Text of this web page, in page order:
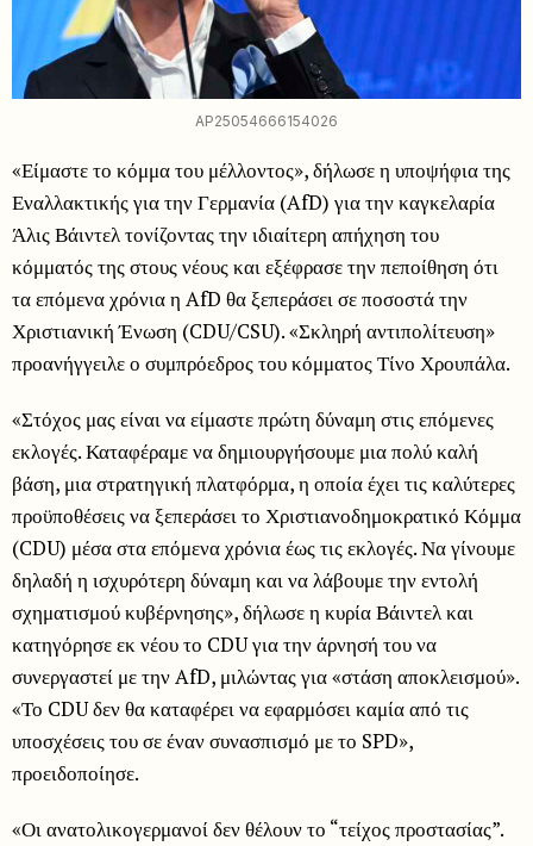
AP25054666154026
«Είμαστε το κόμμα του μέλλοντος», δήλωσε η υποψήφια της
Εναλλακτικής για την Γερμανία (AfD) για την καγκελαρία
Άλις Βάιντελ τονίζοντας την ιδιαίτερη απήχηση του
κόμματός της στους νέους και εξέφρασε την πεποίθηση ότι
τα επόμενα χρόνια η AfD θα ξεπεράσει σε ποσοστά την
Χριστιανική Ένωση (CDU/CSU). «Σκληρή αντιπολίτευση»
προανήγγειλε ο συμπρόεδρος του κόμματος Τίνο Χρουπάλα.
«Στόχος μας είναι να είμαστε πρώτη δύναμη στις επόμενες
εκλογές. Καταφέραμε να δημιουργήσουμε μια πολύ καλή
βάση, μια στρατηγική πλατφόρμα, η οποία έχει τις καλύτερες
προϋποθέσεις να ξεπεράσει το Χριστιανοδημοκρατικό Κόμμα
(CDU) μέσα στα επόμενα χρόνια έως τις εκλογές. Να γίνουμε
δηλαδή η ισχυρότερη δύναμη και να λάβουμε την εντολή
σχηματισμού κυβέρνησης», δήλωσε η κυρία Βάιντελ και
κατηγόρησε εκ νέου το CDU για την άρνησή του να
συνεργαστεί με την AfD, μιλώντας για «στάση αποκλεισμού».
«Το CDU δεν θα καταφέρει να εφαρμόσει καμία από τις
υποσχέσεις του σε έναν συνασπισμό με το SPD»,
προειδοποίησε.
«Οι ανατολικογερμανοί δεν θέλουν το “τείχος προστασίας”.